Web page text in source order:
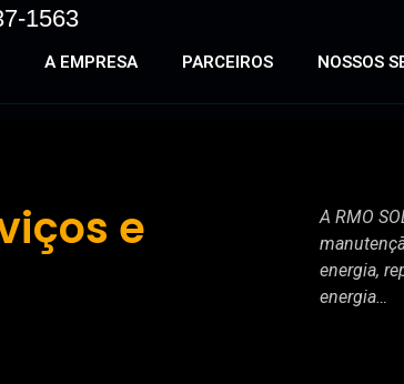
1563
A EMPRESA PARCEIROS NOSSOS
e
A RMO
energia,
energia…